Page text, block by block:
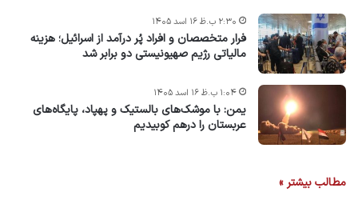
فرار متخصصان و افراد پُر درآمد از اسرائیل؛ هزینه
مالیاتی رژیم صهیونیستی دو برابر شد
۲:۳۰ ب.ظ ۱۶ اسد ۱۴۰۵
یمن: با موشک‌های بالستیک و پهپاد، پایگاه‌های
عربستان را درهم کوبیدیم
۱:۰۴ ب.ظ ۱۶ اسد ۱۴۰۵
مطالب بیشتر »